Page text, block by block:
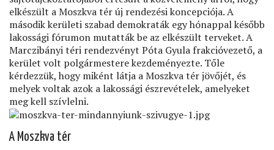
elkészült a Moszkva tér új rendezési koncepciója. A
második kerületi szabad demokraták egy hónappal később
lakossági fórumon mutatták be az elkészült terveket. A
Marczibányi téri rendezvényt Póta Gyula frakcióvezető, a
kerület volt polgármestere kezdeményezte. Tőle
kérdezzük, hogy miként látja a Moszkva tér jövőjét, és
melyek voltak azok a lakossági észrevételek, amelyeket
meg kell szívlelni.
A Moszkva tér